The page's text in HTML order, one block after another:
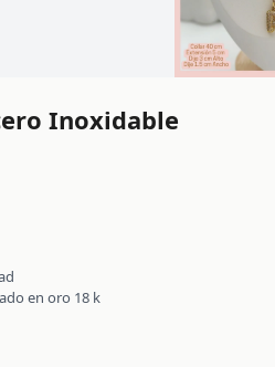
Inoxidable
en oro 18 k